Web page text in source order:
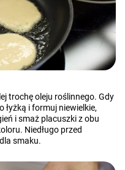
trochę oleju roślinnego. Gdy
łyżką i formuj niewielkie,
i smaż placuszki z obu
Niedługo przed
smaku.